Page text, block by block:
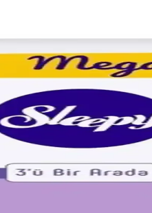
gün boyunca tazelik ve
Günlük Kullanım
için parfüm ve boya
Ciltler İçin Doğal ve
ve nefes alabilen yapısıyla
Nefes Alabilen
alabilen özelliğiyle gün boyu